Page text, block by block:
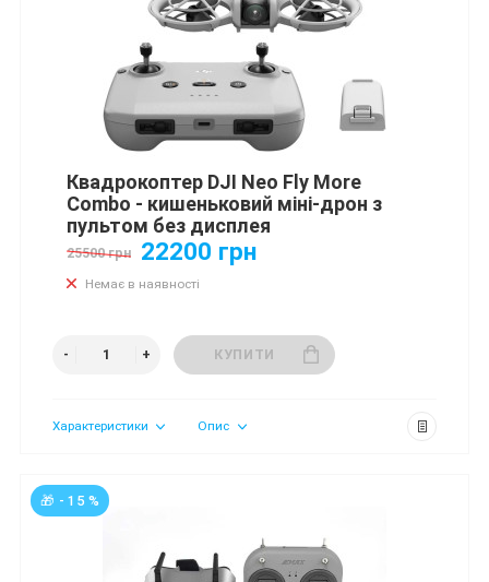
Квадрокоптер DJI Neo Fly More
Combo - кишеньковий міні-дрон з
пультом без дисплея
25500 грн 22200 грн
Немає в наявності
КУПИТИ
Характеристики Опис
🎁 - 15 %